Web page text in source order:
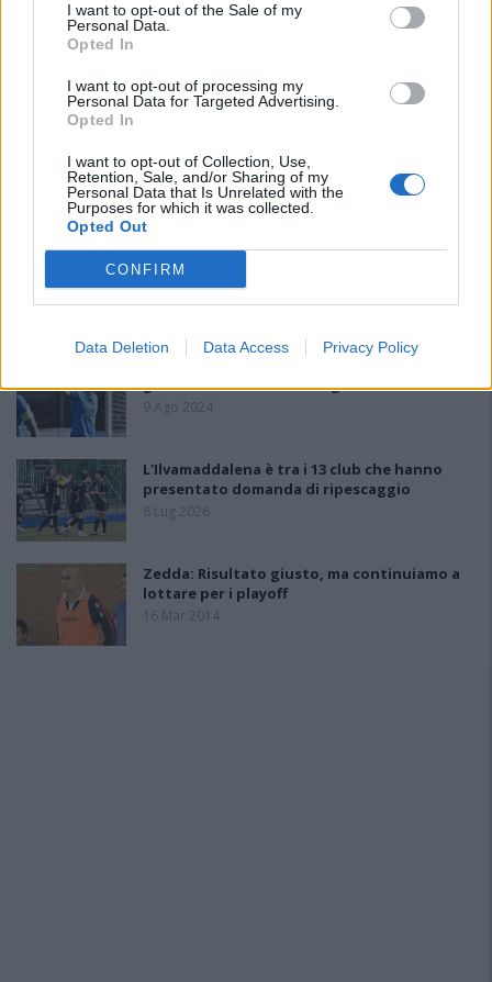
I want to opt-out of the Sale of my
Personal Data.
Opted In
I want to opt-out of processing my
Personal Data for Targeted Advertising.
Opted In
I want to opt-out of Collection, Use,
Retention, Sale, and/or Sharing of my
Personal Data that Is Unrelated with the
Purposes for which it was collected.
Opted Out
CONFIRM
Data Deletion Data Access Privacy Policy
PIÙ LETTI OGGI
Amichevole Ossese: 3-1 al Cagliari Primavera,
doppietta di Tapparello
8 Ago 2026
Il Latte Dolce prende Dumani dalla Torres,
Mascia, Sorgente, Lopes, Limberti e Cherchi
gli altri acquisti
giocatori della scorsa stagione
9 Ago 2024
L'Ilvamaddalena è tra i 13 club che hanno
presentato domanda di ripescaggio
8 Lug 2026
Zedda: Risultato giusto, ma continuiamo a
lottare per i playoff
16 Mar 2014